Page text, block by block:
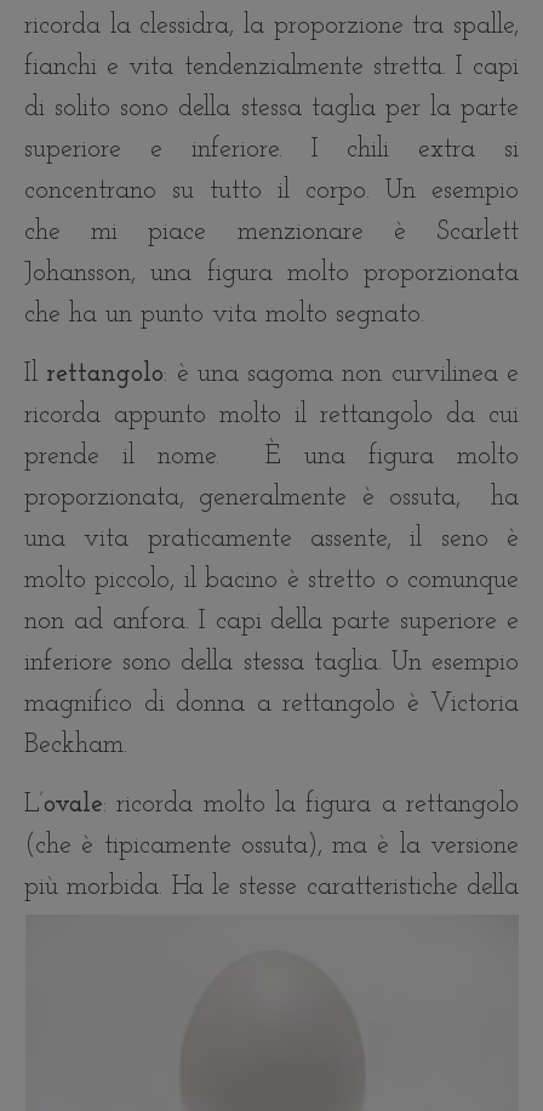
ricorda la clessidra, la proporzione tra spalle,
fianchi e vita tendenzialmente stretta. I capi
di solito sono della stessa taglia per la parte
superiore e inferiore. I chili extra si
concentrano su tutto il corpo. Un esempio
che mi piace menzionare è Scarlett
Johansson, una figura molto proporzionata
che ha un punto vita molto segnato.
Il rettangolo: è una sagoma non curvilinea e
ricorda appunto molto il rettangolo da cui
prende il nome. È una figura molto
proporzionata, generalmente è ossuta, ha
una vita praticamente assente, il seno è
molto piccolo, il bacino è stretto o comunque
non ad anfora. I capi della parte superiore e
inferiore sono della stessa taglia. Un esempio
magnifico di donna a rettangolo è Victoria
Beckham.
L’ovale: ricorda molto la figura a rettangolo
(che è tipicamente ossuta), ma è la versione
più morbida. Ha le stesse caratteristiche della